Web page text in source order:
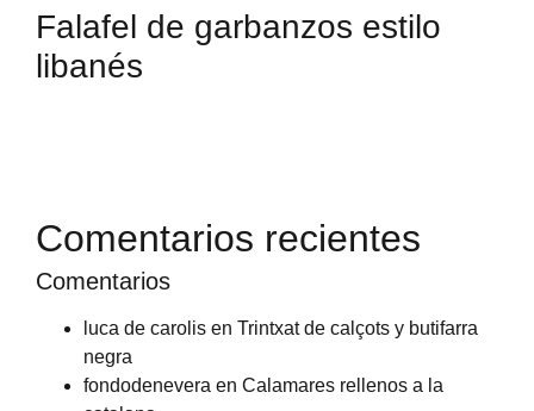
Falafel de garbanzos estilo
libanés
Comentarios recientes
Comentarios
luca de carolis en Trintxat de calçots y butifarra
negra
fondodenevera en Calamares rellenos a la